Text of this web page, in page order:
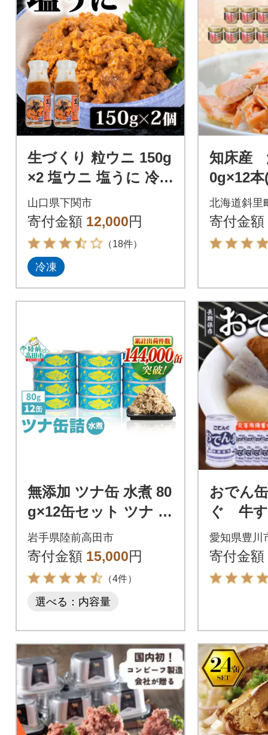
生づくり 粒ウニ 150g
×2 塩ウニ 塩うに 冷凍
小川うに 下関 山口 K
T002
山口県下関市
寄付金額 12,000円
（18件）
冷凍
知床産
0g×12
ッピー
北海道斜里
寄付金額
無添加 ツナ缶 水煮 80
g×12缶セット ツナ ツ
ナ缶詰 缶詰 業務用 ノ
ンオイル 防災 ギフト
岩手県陸前高田市
寄付金額 15,000円
（4件）
選べる：内容量
おでん
ぐ 牛
長期保
災害用
愛知県豊川
寄付金額